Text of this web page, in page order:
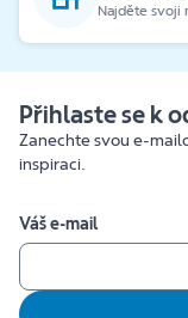
Najděte svoji
Přihlaste se k
Zanechte svou e-
inspiraci.
Váš e-mail